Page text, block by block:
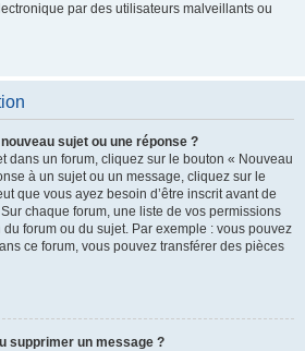
par des utilisateurs malveillants ou
sujet ou une réponse ?
dans un forum, cliquez sur le bouton « Nouveau
à un sujet ou un message, cliquez sur le
que vous ayez besoin d’être inscrit avant de
chaque forum, une liste de vos permissions
du forum ou du sujet. Par exemple : vous pouvez
ce forum, vous pouvez transférer des pièces
supprimer un message ?